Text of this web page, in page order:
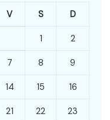
V S D
1 2
7 8 9
14 15 16
21 22 23